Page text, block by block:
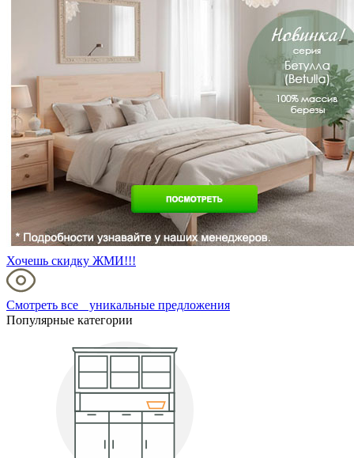
Хочешь скидку ЖМИ!!!
Смотреть все уникальные предложения
Популярные категории